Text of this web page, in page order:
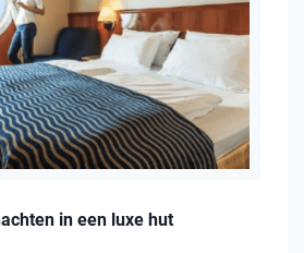
in een luxe hut